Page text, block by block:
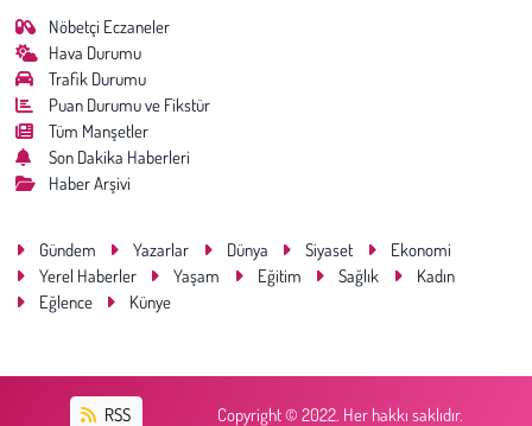
Nöbetçi Eczaneler
Hava Durumu
Trafik Durumu
Puan Durumu ve Fikstür
Tüm Manşetler
Son Dakika Haberleri
Haber Arşivi
Gündem Yazarlar Dünya Siyaset
Ekonomi
Yerel Haberler
Yaşam Eğitim Sağlık
Kadın
Eğlence
Künye
RSS Copyright © 2022. Her hakkı saklıdır.